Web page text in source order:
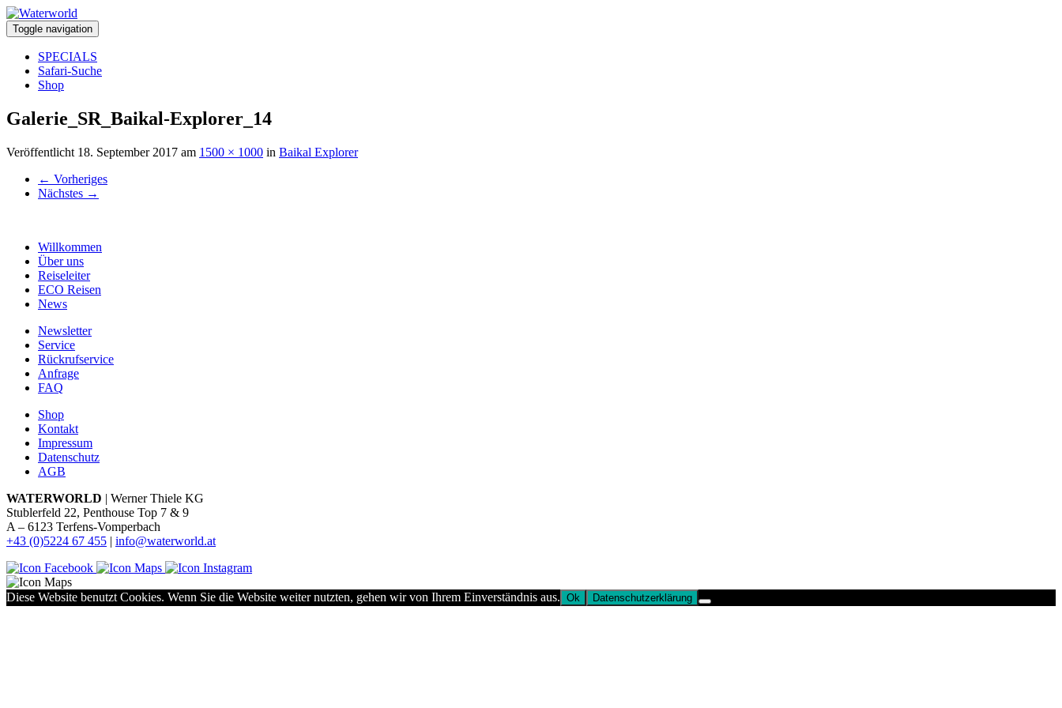
Toggle navigation
SPECIALS
Safari-Suche
Shop
Galerie_SR_Baikal-Explorer_14
Veröffentlicht 18. September 2017 am 1500 × 1000 in Baikal Explorer
← Vorheriges
Nächstes →
Willkommen
Über uns
Reiseleiter
ECO Reisen
News
Newsletter
Service
Rückrufservice
Anfrage
FAQ
Shop
Kontakt
Impressum
Datenschutz
AGB
WATERWORLD | Werner Thiele KG
Stublerfeld 22, Penthouse Top 7 & 9
A – 6123 Terfens-Vomperbach
+43 (0)5224 67 455 | info@waterworld.at
Diese Website benutzt Cookies. Wenn Sie die Website weiter nutzten, gehen wir von Ihrem Einverständnis aus. Ok Datenschutzerklärung